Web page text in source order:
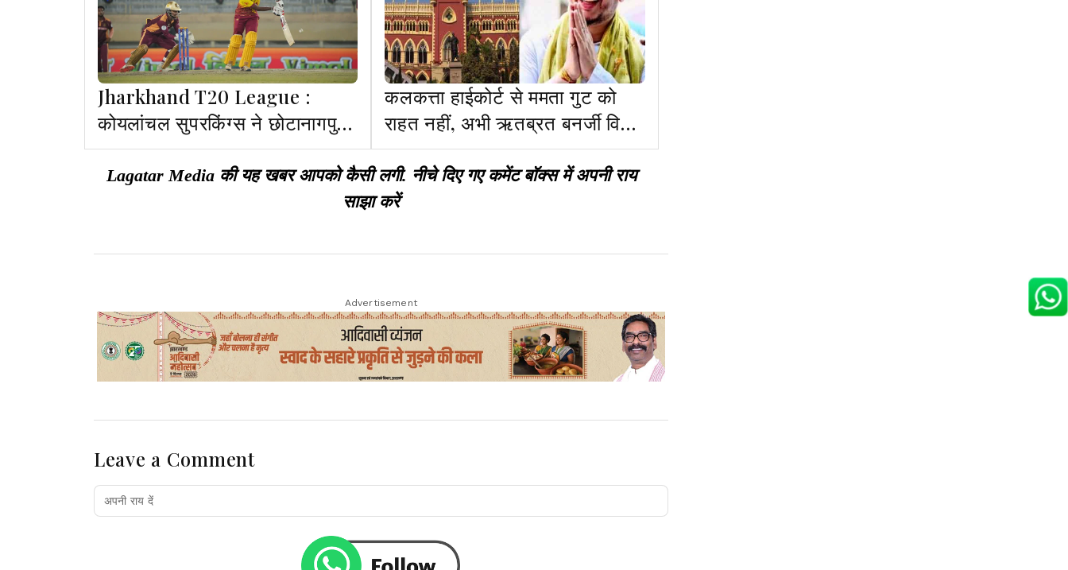
Jharkhand T20 League :
कोयलांचल सुपरकिंग्स ने छोटानागपुर
रॉयल्स को 13 रनों से हराया
कलकत्ता हाईकोर्ट से ममता गुट को
राहत नहीं, अभी ऋतब्रत बनर्जी विस
में नेता प्रतिपक्ष बने रहेंगे
Lagatar Media की यह खबर आपको कैसी लगी. नीचे दिए गए कमेंट बॉक्स में अपनी राय
साझा करें
Advertisement
Leave a Comment